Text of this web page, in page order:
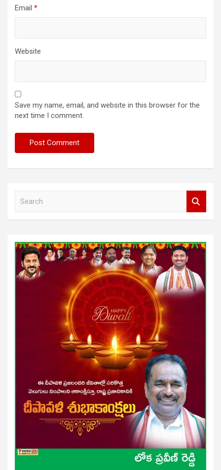
Email *
Website
Save my name, email, and website in this browser for the
next time I comment.
h